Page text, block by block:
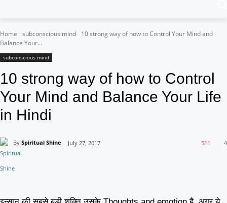
Home subconscious mind
10 strong way of how to Control Your Mind and
Balance Your...
subconscious mind
10 strong way of how to Control
Your Mind and Balance Your Life
in Hindi
By Spiritual Shine July 27, 2017 4
511